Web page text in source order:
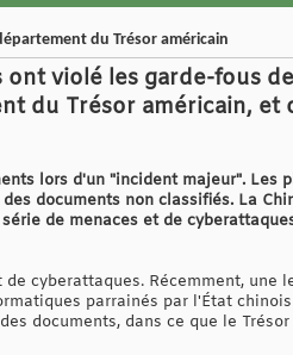
du Trésor américain
violé les garde-fous
du Trésor américain, et
lors d'un "incident majeur". Les
documents non classifiés. La
de menaces et de
cyberattaques. Récemment, une
parrainés par l'État
documents, dans ce que le